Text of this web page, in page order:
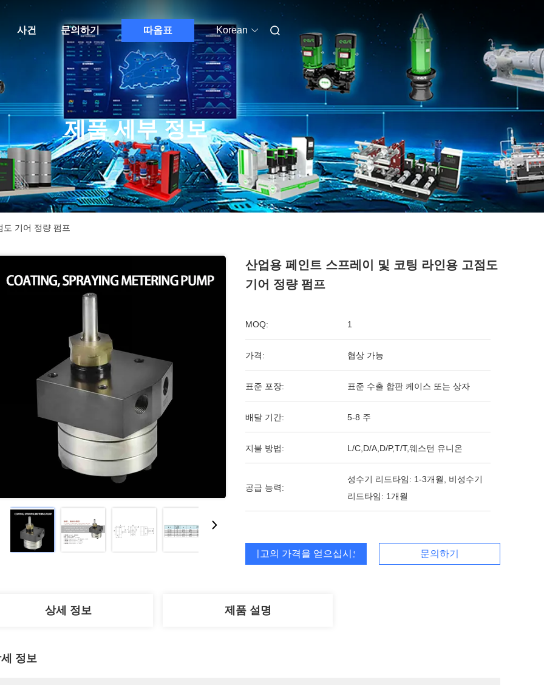
사건 문의하기 따옴표 Korean
제품 세부 정보
기어 정량 펌프
산업용 페인트 스프레이 및 코팅 라인용 고점도
기어 정량 펌프
MOQ: 1
가격: 협상 가능
표준 포장: 표준 수출 합판 케이스 또는 상자
배달 기간: 5-8 주
지불 방법: L/C,D/A,D/P,T/T,웨스턴 유니온
공급 능력:
성수기 리드타임: 1-3개월, 비성수기
리드타임: 1개월
최고의 가격을 얻으십시오 문의하기
상세 정보 제품 설명
정보